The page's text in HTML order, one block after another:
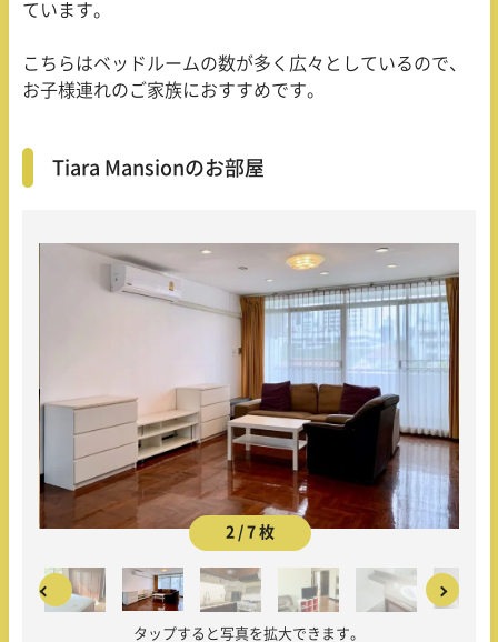
ています。
こちらはベッドルームの数が多く広々としているので、
お子様連れのご家族におすすめです。
Tiara Mansionのお部屋
2 / 7 枚
タップすると写真を拡大できます。